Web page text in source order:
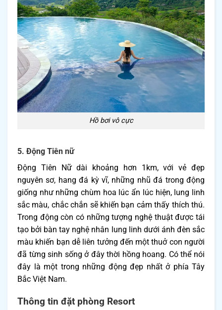
Hồ bơi vô cực
5. Động Tiên nữ
Động Tiên Nữ dài khoảng hơn 1km, với vẻ đẹp
nguyên sơ, hang đá kỳ vĩ, những nhũ đá trong động
giống như những chùm hoa lúc ẩn lúc hiện, lung linh
sắc màu, chắc chắn sẽ khiến bạn cảm thấy thích thú.
Trong động còn có những tượng nghệ thuật được tái
tạo bởi bàn tay nghệ nhân lung linh dưới ánh đèn sắc
màu khiến bạn dễ liên tưởng đến một thuở con người
đã từng sinh sống ở đây thời hồng hoang. Có thể nói
đây là một trong những động đẹp nhất ở phía Tây
Bắc Việt Nam.
Thông tin đặt phòng Resort